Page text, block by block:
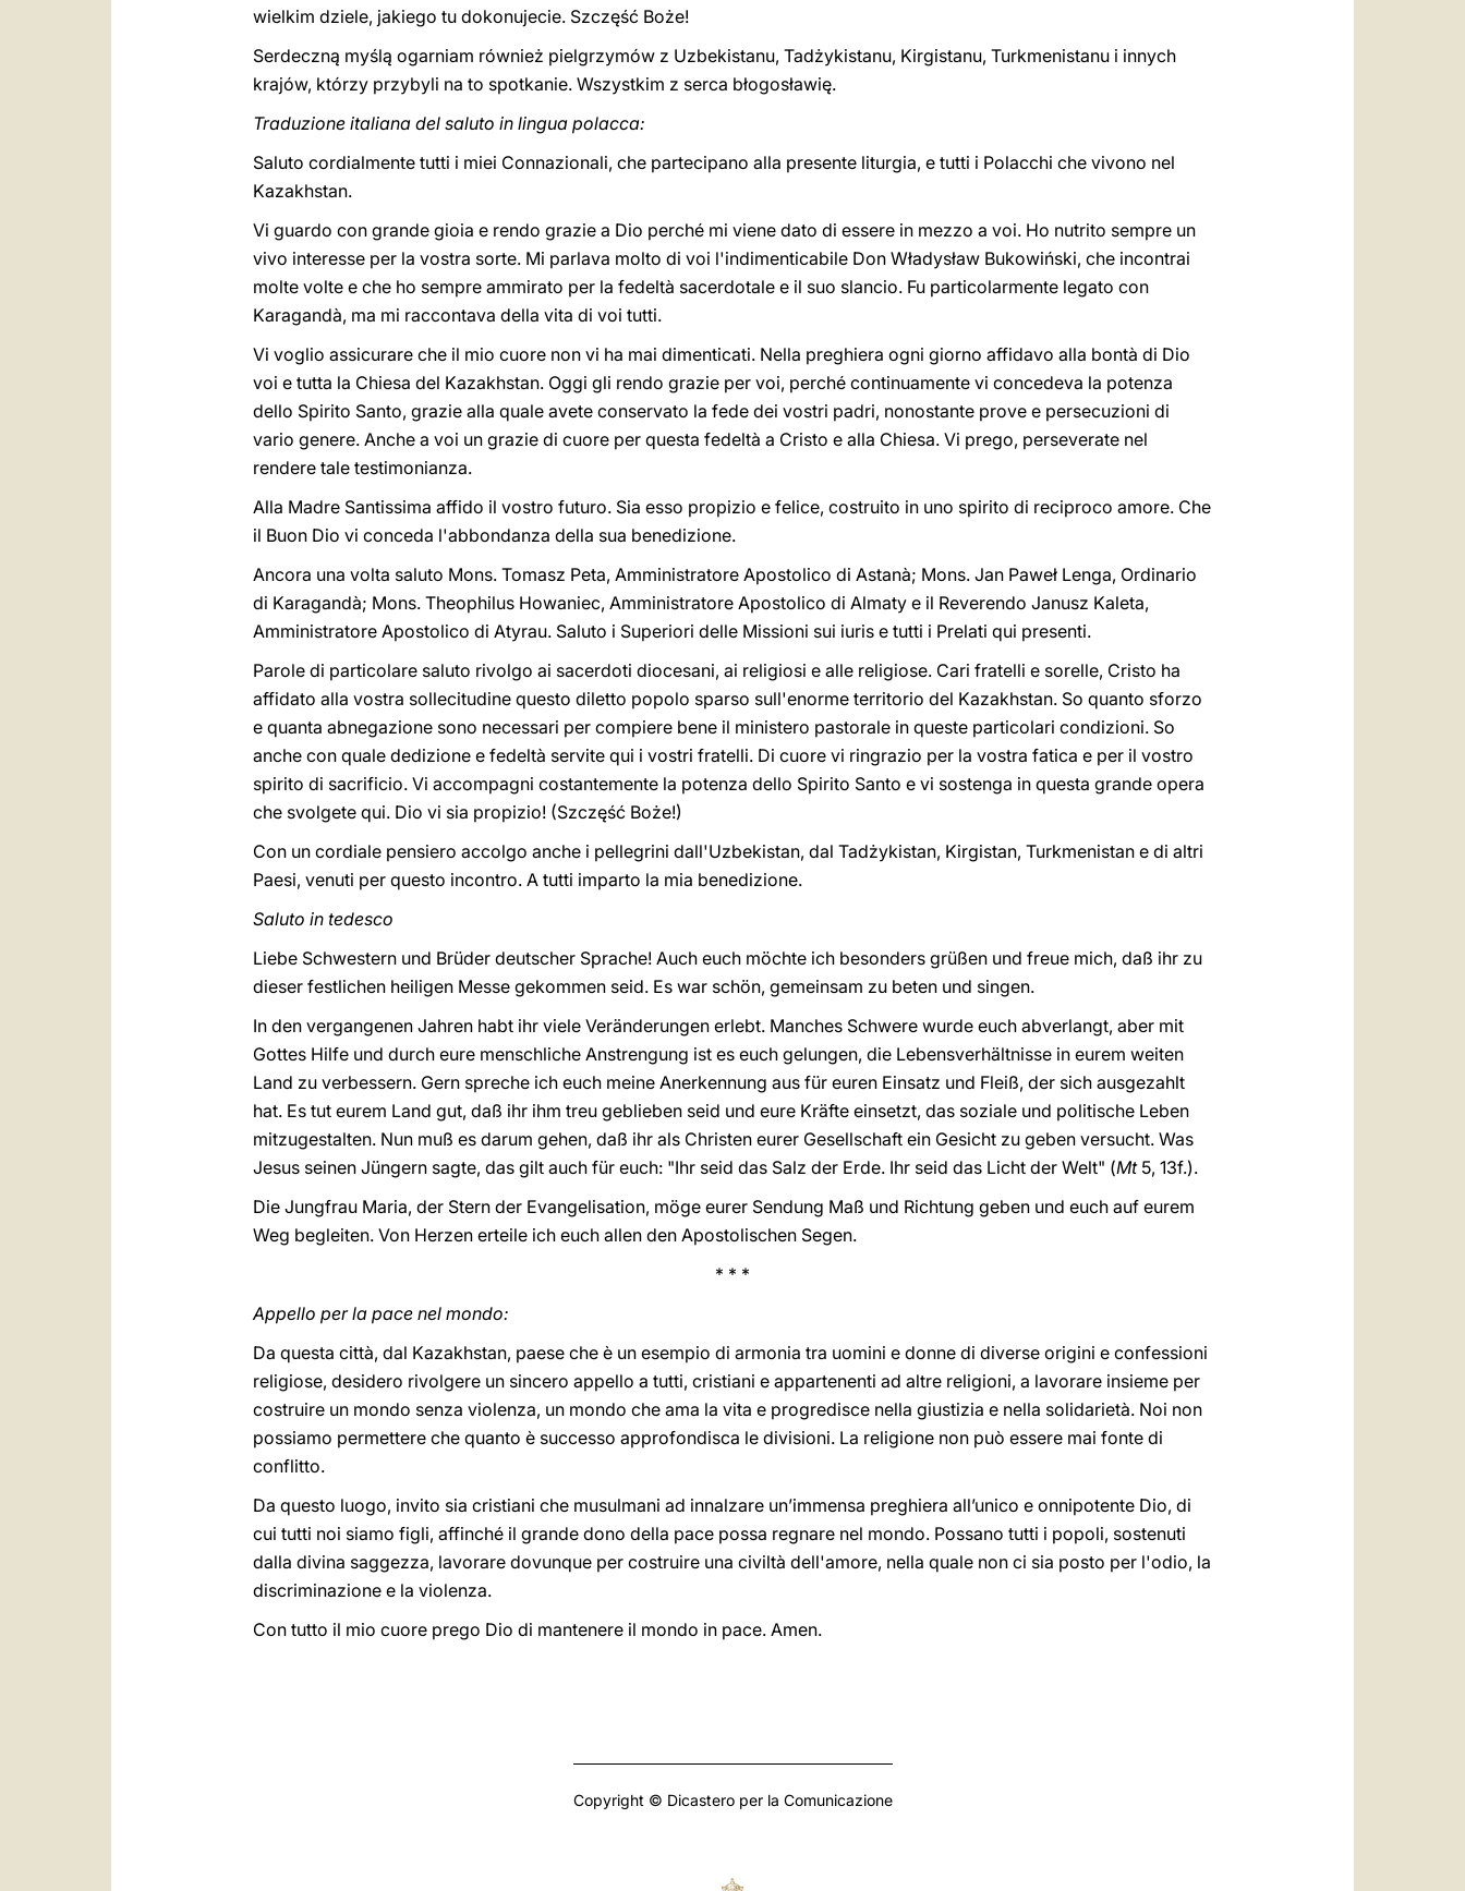
wielkim dziele, jakiego tu dokonujecie. Szczęść Boże!
Serdeczną myślą ogarniam również pielgrzymów z Uzbekistanu, Tadżykistanu, Kirgistanu, Turkmenistanu i innych
krajów, którzy przybyli na to spotkanie. Wszystkim z serca błogosławię.
Traduzione italiana del saluto in lingua polacca:
Saluto cordialmente tutti i miei Connazionali, che partecipano alla presente liturgia, e tutti i Polacchi che vivono nel
Kazakhstan.
Vi guardo con grande gioia e rendo grazie a Dio perché mi viene dato di essere in mezzo a voi. Ho nutrito sempre un
vivo interesse per la vostra sorte. Mi parlava molto di voi l'indimenticabile Don Władysław Bukowiński, che incontrai
molte volte e che ho sempre ammirato per la fedeltà sacerdotale e il suo slancio. Fu particolarmente legato con
Karagandà, ma mi raccontava della vita di voi tutti.
Vi voglio assicurare che il mio cuore non vi ha mai dimenticati. Nella preghiera ogni giorno affidavo alla bontà di Dio
voi e tutta la Chiesa del Kazakhstan. Oggi gli rendo grazie per voi, perché continuamente vi concedeva la potenza
dello Spirito Santo, grazie alla quale avete conservato la fede dei vostri padri, nonostante prove e persecuzioni di
vario genere. Anche a voi un grazie di cuore per questa fedeltà a Cristo e alla Chiesa. Vi prego, perseverate nel
rendere tale testimonianza.
Alla Madre Santissima affido il vostro futuro. Sia esso propizio e felice, costruito in uno spirito di reciproco amore. Che
il Buon Dio vi conceda l'abbondanza della sua benedizione.
Ancora una volta saluto Mons. Tomasz Peta, Amministratore Apostolico di Astanà; Mons. Jan Paweł Lenga, Ordinario
di Karagandà; Mons. Theophilus Howaniec, Amministratore Apostolico di Almaty e il Reverendo Janusz Kaleta,
Amministratore Apostolico di Atyrau. Saluto i Superiori delle Missioni sui iuris e tutti i Prelati qui presenti.
Parole di particolare saluto rivolgo ai sacerdoti diocesani, ai religiosi e alle religiose. Cari fratelli e sorelle, Cristo ha
affidato alla vostra sollecitudine questo diletto popolo sparso sull'enorme territorio del Kazakhstan. So quanto sforzo
e quanta abnegazione sono necessari per compiere bene il ministero pastorale in queste particolari condizioni. So
anche con quale dedizione e fedeltà servite qui i vostri fratelli. Di cuore vi ringrazio per la vostra fatica e per il vostro
spirito di sacrificio. Vi accompagni costantemente la potenza dello Spirito Santo e vi sostenga in questa grande opera
che svolgete qui. Dio vi sia propizio! (Szczęść Boże!)
Con un cordiale pensiero accolgo anche i pellegrini dall'Uzbekistan, dal Tadżykistan, Kirgistan, Turkmenistan e di altri
Paesi, venuti per questo incontro. A tutti imparto la mia benedizione.
Saluto in tedesco
Liebe Schwestern und Brüder deutscher Sprache! Auch euch möchte ich besonders grüßen und freue mich, daß ihr zu
dieser festlichen heiligen Messe gekommen seid. Es war schön, gemeinsam zu beten und singen.
In den vergangenen Jahren habt ihr viele Veränderungen erlebt. Manches Schwere wurde euch abverlangt, aber mit
Gottes Hilfe und durch eure menschliche Anstrengung ist es euch gelungen, die Lebensverhältnisse in eurem weiten
Land zu verbessern. Gern spreche ich euch meine Anerkennung aus für euren Einsatz und Fleiß, der sich ausgezahlt
hat. Es tut eurem Land gut, daß ihr ihm treu geblieben seid und eure Kräfte einsetzt, das soziale und politische Leben
mitzugestalten. Nun muß es darum gehen, daß ihr als Christen eurer Gesellschaft ein Gesicht zu geben versucht. Was
Jesus seinen Jüngern sagte, das gilt auch für euch: "Ihr seid das Salz der Erde. Ihr seid das Licht der Welt" (Mt5, 13f.).
Die Jungfrau Maria, der Stern der Evangelisation, möge eurer Sendung Maß und Richtung geben und euch auf eurem
Weg begleiten. Von Herzen erteile ich euch allen den Apostolischen Segen.
* * *
Appello per la pace nel mondo:
Da questa città, dal Kazakhstan, paese che è un esempio di armonia tra uomini e donne di diverse origini e confessioni
religiose, desidero rivolgere un sincero appello a tutti, cristiani e appartenenti ad altre religioni, a lavorare insieme per
costruire un mondo senza violenza, un mondo che ama la vita e progredisce nella giustizia e nella solidarietà. Noi non
possiamo permettere che quanto è successo approfondisca le divisioni. La religione non può essere mai fonte di
conflitto.
Da questo luogo, invito sia cristiani che musulmani ad innalzare un’immensa preghiera all’unico e onnipotente Dio, di
cui tutti noi siamo figli, affinché il grande dono della pace possa regnare nel mondo. Possano tutti i popoli, sostenuti
dalla divina saggezza, lavorare dovunque per costruire una civiltà dell'amore, nella quale non ci sia posto per l'odio, la
discriminazione e la violenza.
Con tutto il mio cuore prego Dio di mantenere il mondo in pace. Amen.
Copyright © Dicastero per la Comunicazione